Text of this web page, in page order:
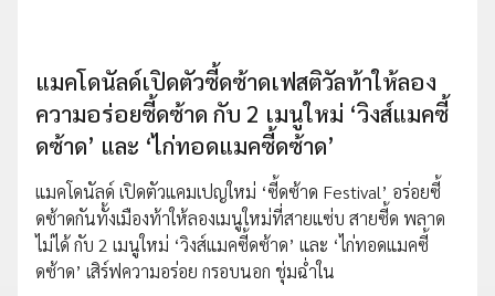
แมคโดนัลด์เปิดตัวซี้ดซ้าดเฟสติวัลท้าให้ลอง
ความอร่อยซี้ดซ้าด กับ 2 เมนูใหม่ ‘วิงส์แมคซี้
ดซ้าด’ และ ‘ไก่ทอดแมคซี้ดซ้าด’
แมคโดนัลด์ เปิดตัวแคมเปญใหม่ ‘ซี้ดซ้าด Festival’ อร่อยซี้
ดซ้าดกันทั้งเมืองท้าให้ลองเมนูใหม่ที่สายแซ่บ สายซี้ด พลาด
ไม่ได้ กับ 2 เมนูใหม่ ‘วิงส์แมคซี้ดซ้าด’ และ ‘ไก่ทอดแมคซี้
ดซ้าด’ เสิร์ฟความอร่อย กรอบนอก ชุ่มฉ่ำใน